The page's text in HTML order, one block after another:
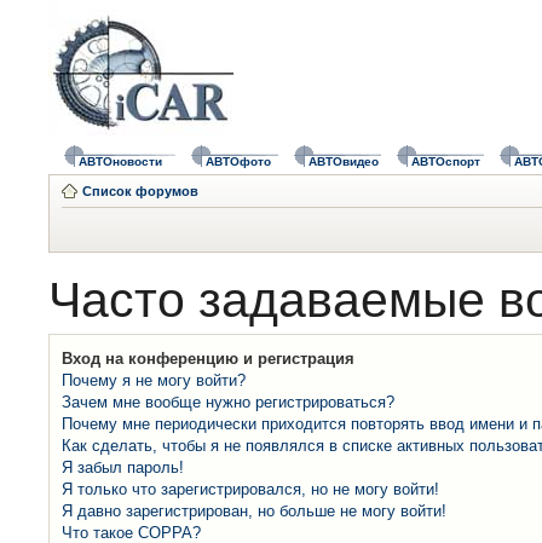
АВТОновости АВТОфото АВТОвидео АВТОспорт
Список форумов
Часто задаваемые
Вход на конференцию и регистрация
Почему я не могу войти?
Зачем мне вообще нужно регистрироваться?
Почему мне периодически приходится повторять ввод имени и
Как сделать, чтобы я не появлялся в списке активных
Я забыл пароль!
Я только что зарегистрировался, но не могу войти!
Я давно зарегистрирован, но больше не могу войти!
Что такое COPPA?